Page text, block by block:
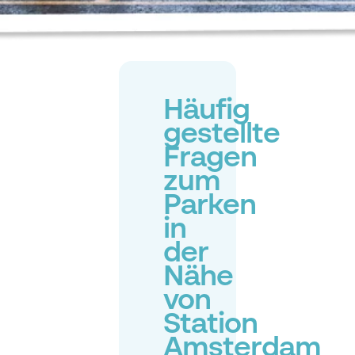
Häufig
gestellte
Fragen
zum
Parken
in
der
Nähe
von
Station
Amsterdam